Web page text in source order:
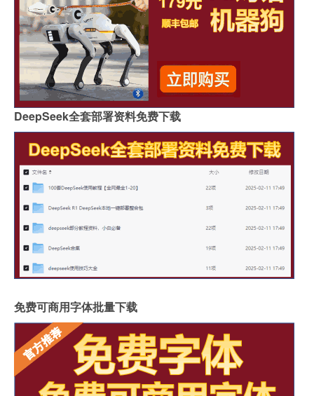
DeepSeek全套部署资料免费下载
免费可商用字体批量下载